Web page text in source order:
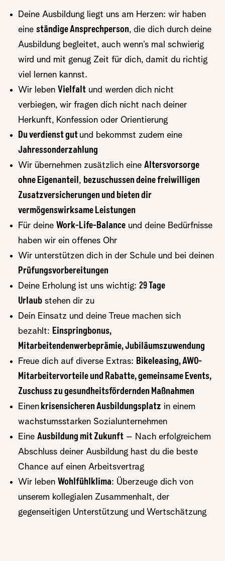
Deine Ausbildung liegt uns am Herzen: wir haben
eine ständige Ansprechperson, die dich durch deine
Ausbildung begleitet, auch wenn’s mal schwierig
wird und mit genug Zeit für dich, damit du richtig
viel lernen kannst.
Wir leben Vielfalt und werden dich nicht
verbiegen, wir fragen dich nicht nach deiner
Herkunft, Konfession oder Orientierung
Du verdienst gut und bekommst zudem eine
Jahressonderzahlung
Wir übernehmen zusätzlich eine Altersvorsorge
ohne Eigenanteil, bezuschussen deine freiwilligen
Zusatzversicherungen und bieten dir
vermögenswirksame Leistungen
Für deine Work-Life-Balance und deine Bedürfnisse
haben wir ein offenes Ohr
Wir unterstützen dich in der Schule und bei deinen
Prüfungsvorbereitungen
Deine Erholung ist uns wichtig: 29 Tage
Urlaub stehen dir zu
Dein Einsatz und deine Treue machen sich
bezahlt: Einspringbonus,
Mitarbeitendenwerbeprämie, Jubiläumszuwendung
Freue dich auf diverse Extras: Bikeleasing, AWO-
Mitarbeitervorteile und Rabatte, gemeinsame Events,
Zuschuss zu gesundheitsfördernden Maßnahmen
Einen krisensicheren Ausbildungsplatz in einem
wachstumsstarken Sozialunternehmen
Eine Ausbildung mit Zukunft – Nach erfolgreichem
Abschluss deiner Ausbildung hast du die beste
Chance auf einen Arbeitsvertrag
Wir leben Wohlfühlklima: Überzeuge dich von
unserem kollegialen Zusammenhalt, der
gegenseitigen Unterstützung und Wertschätzung